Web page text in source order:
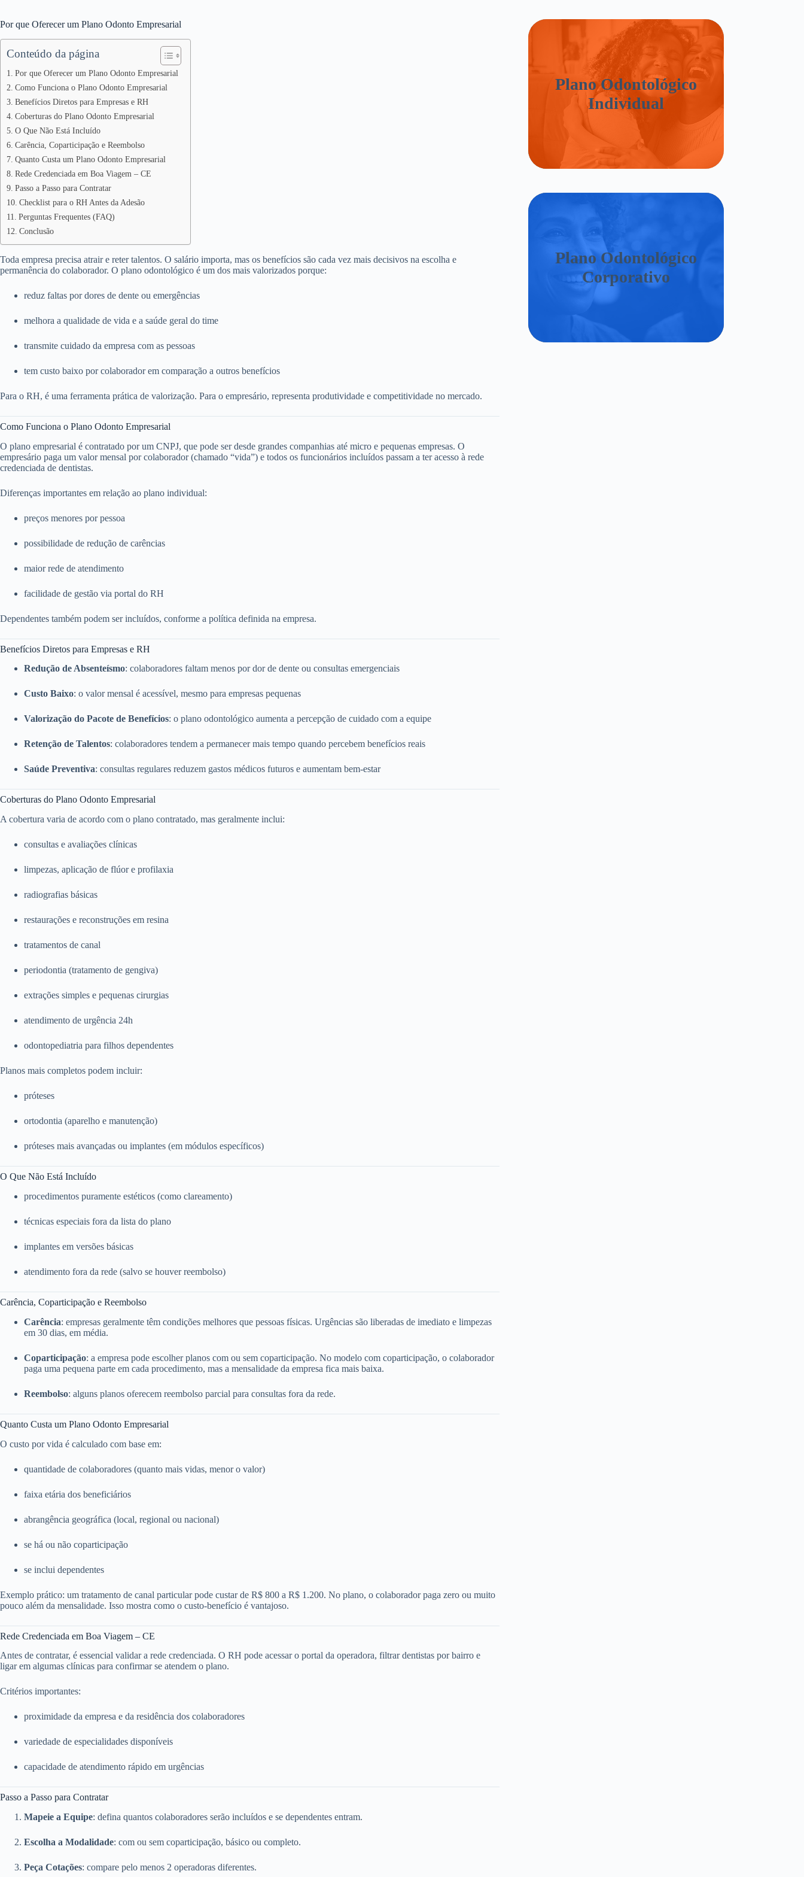
Por que Oferecer um Plano Odonto Empresarial
Conteúdo da página
Por que Oferecer um Plano Odonto Empresarial
Como Funciona o Plano Odonto Empresarial
Benefícios Diretos para Empresas e RH
Coberturas do Plano Odonto Empresarial
O Que Não Está Incluído
Carência, Coparticipação e Reembolso
Quanto Custa um Plano Odonto Empresarial
Rede Credenciada em Boa Viagem – CE
Passo a Passo para Contratar
Checklist para o RH Antes da Adesão
Perguntas Frequentes (FAQ)
Conclusão
Toda empresa precisa atrair e reter talentos. O salário importa, mas os benefícios são cada vez mais decisivos na escolha e
permanência do colaborador. O plano odontológico é um dos mais valorizados porque:
reduz faltas por dores de dente ou emergências
melhora a qualidade de vida e a saúde geral do time
transmite cuidado da empresa com as pessoas
tem custo baixo por colaborador em comparação a outros benefícios
Para o RH, é uma ferramenta prática de valorização. Para o empresário, representa produtividade e competitividade no mercado.
Como Funciona o Plano Odonto Empresarial
O plano empresarial é contratado por um CNPJ, que pode ser desde grandes companhias até micro e pequenas empresas. O
empresário paga um valor mensal por colaborador (chamado “vida”) e todos os funcionários incluídos passam a ter acesso à rede
credenciada de dentistas.
Diferenças importantes em relação ao plano individual:
preços menores por pessoa
possibilidade de redução de carências
maior rede de atendimento
facilidade de gestão via portal do RH
Dependentes também podem ser incluídos, conforme a política definida na empresa.
Benefícios Diretos para Empresas e RH
Redução de Absenteísmo: colaboradores faltam menos por dor de dente ou consultas emergenciais
Custo Baixo: o valor mensal é acessível, mesmo para empresas pequenas
Valorização do Pacote de Benefícios: o plano odontológico aumenta a percepção de cuidado com a equipe
Retenção de Talentos: colaboradores tendem a permanecer mais tempo quando percebem benefícios reais
Saúde Preventiva: consultas regulares reduzem gastos médicos futuros e aumentam bem-estar
Coberturas do Plano Odonto Empresarial
A cobertura varia de acordo com o plano contratado, mas geralmente inclui:
consultas e avaliações clínicas
limpezas, aplicação de flúor e profilaxia
radiografias básicas
restaurações e reconstruções em resina
tratamentos de canal
periodontia (tratamento de gengiva)
extrações simples e pequenas cirurgias
atendimento de urgência 24h
odontopediatria para filhos dependentes
Planos mais completos podem incluir:
próteses
ortodontia (aparelho e manutenção)
próteses mais avançadas ou implantes (em módulos específicos)
O Que Não Está Incluído
procedimentos puramente estéticos (como clareamento)
técnicas especiais fora da lista do plano
implantes em versões básicas
atendimento fora da rede (salvo se houver reembolso)
Carência, Coparticipação e Reembolso
Carência: empresas geralmente têm condições melhores que pessoas físicas. Urgências são liberadas de imediato e limpezas
em 30 dias, em média.
Coparticipação: a empresa pode escolher planos com ou sem coparticipação. No modelo com coparticipação, o colaborador
paga uma pequena parte em cada procedimento, mas a mensalidade da empresa fica mais baixa.
Reembolso: alguns planos oferecem reembolso parcial para consultas fora da rede.
Quanto Custa um Plano Odonto Empresarial
O custo por vida é calculado com base em:
quantidade de colaboradores (quanto mais vidas, menor o valor)
faixa etária dos beneficiários
abrangência geográfica (local, regional ou nacional)
se há ou não coparticipação
se inclui dependentes
Exemplo prático: um tratamento de canal particular pode custar de R$ 800 a R$ 1.200. No plano, o colaborador paga zero ou muito
pouco além da mensalidade. Isso mostra como o custo-benefício é vantajoso.
Rede Credenciada em Boa Viagem – CE
Antes de contratar, é essencial validar a rede credenciada. O RH pode acessar o portal da operadora, filtrar dentistas por bairro e
ligar em algumas clínicas para confirmar se atendem o plano.
Critérios importantes:
proximidade da empresa e da residência dos colaboradores
variedade de especialidades disponíveis
capacidade de atendimento rápido em urgências
Passo a Passo para Contratar
Mapeie a Equipe: defina quantos colaboradores serão incluídos e se dependentes entram.
Escolha a Modalidade: com ou sem coparticipação, básico ou completo.
Peça Cotações: compare pelo menos 2 operadoras diferentes.
Plano Odontológico
Individual
Plano Odontológico
Corporativo